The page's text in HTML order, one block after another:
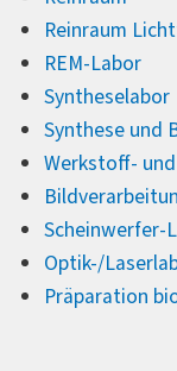
Reinraum
REM-Labor
Syntheselabor
Synthese und
Werkstoff-
Scheinwerfer-
Optik-/
Präparation